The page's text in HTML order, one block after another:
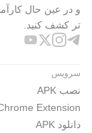
و در عین حال
تر کشف کنید.
سرویس
نصب APK
Extension
دانلود APK